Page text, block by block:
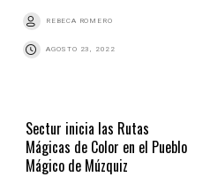
REBECA ROMERO
AGOSTO 23, 2022
Sectur inicia las Rutas
Mágicas de Color en el Pueblo
Mágico de Múzquiz